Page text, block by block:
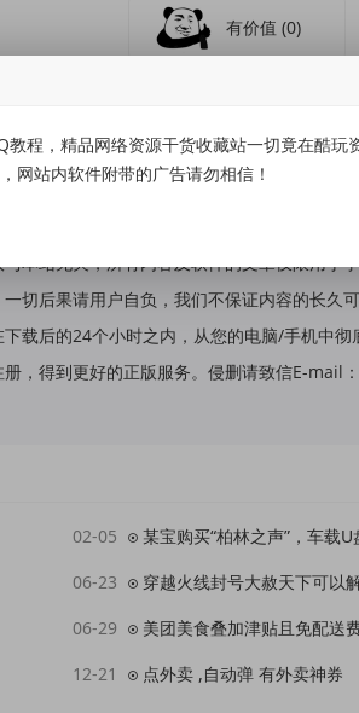
有价值(0)
本站无关，所有内容及软件的文章仅限用于
切后果请用户自负，我们不保证内容的长久
载后的24个小时之内，从您的电脑/手机中彻
，得到更好的正版服务。侵删请致信E-mail
02-05 某宝购买“柏林之声”，车载
06-23 穿越火线封号大赦天下可以
06-29 美团美食叠加津贴且免配送
12-21 点外卖 ,自动弹 有外卖神券
程，精品网络资源干货收藏站一切竟在酷
网站内软件附带的广告请勿相信！